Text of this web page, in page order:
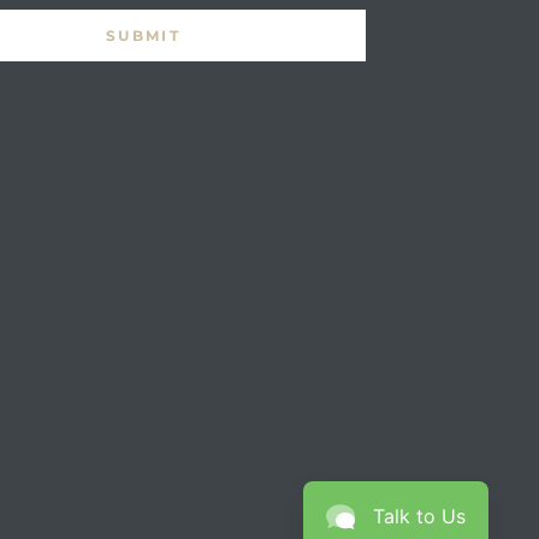
Talk to Us